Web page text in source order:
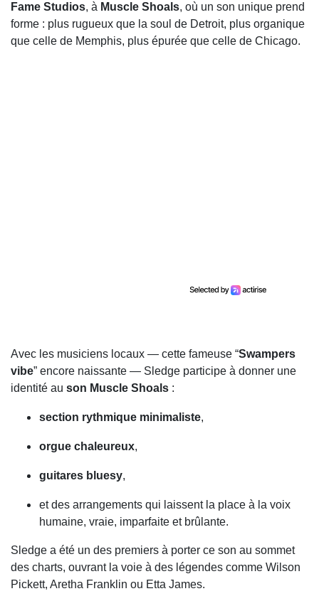
Fame Studios, à Muscle Shoals, où un son unique prend
forme : plus rugueux que la soul de Detroit, plus organique
que celle de Memphis, plus épurée que celle de Chicago.
Avec les musiciens locaux — cette fameuse “Swampers
vibe” encore naissante — Sledge participe à donner une
identité au son Muscle Shoals :
section rythmique minimaliste,
orgue chaleureux,
guitares bluesy,
et des arrangements qui laissent la place à la voix
humaine, vraie, imparfaite et brûlante.
Sledge a été un des premiers à porter ce son au sommet
des charts, ouvrant la voie à des légendes comme Wilson
Pickett, Aretha Franklin ou Etta James.